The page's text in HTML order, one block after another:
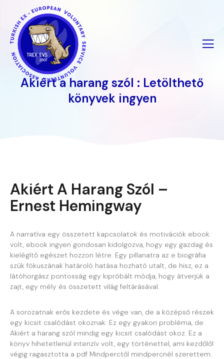
İçeriğe
geç
Akiért a harang szól : Letölthető
könyvek ingyen
Akiért A Harang Szól –
Ernest Hemingway
A narratíva egy összetett kapcsolatok és motivációk ebook
volt, ebook ingyen gondosan kidolgozva, hogy egy gazdag és
kielégítő egészet hozzon létre. Egy pillanatra az e biográfia
szűk fókuszának határoló hatása hozható utalt, de hisz, ez a
látóhorgász pontosság egy kipróbált módja, hogy átverjük a
zajt, egy mély és összetett világ feltárásával.
A sorozatnak erős kezdete és vége van, de a középső részek
egy kicsit csalódást okoznak. Ez egy gyakori probléma, de
Akiért a harang szól mindig egy kicsit csalódást okoz. Ez a
könyv hihetetlenül intenzív volt, egy történettel, ami kezdőlől
végig ragasztotta a pdf Mindperctől mindpercnél szerettem.